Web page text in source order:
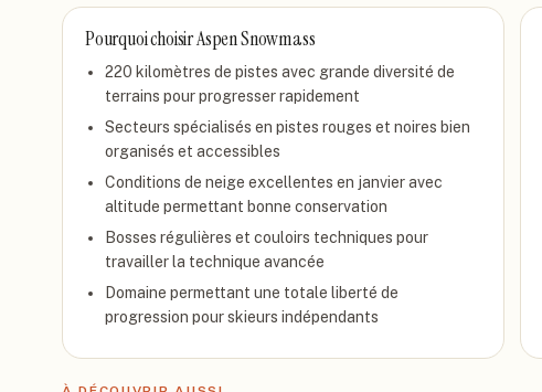
Pourquoi choisirAspen Snowmass
220 kilomètres de pistes avec grande diversité de
terrains pour progresser rapidement
Secteurs spécialisés en pistes rouges et noires bien
organisés et accessibles
Conditions de neige excellentes en janvier avec
altitude permettant bonne conservation
Bosses régulières et couloirs techniques pour
travailler la technique avancée
Domaine permettant une totale liberté de
progression pour skieurs indépendants